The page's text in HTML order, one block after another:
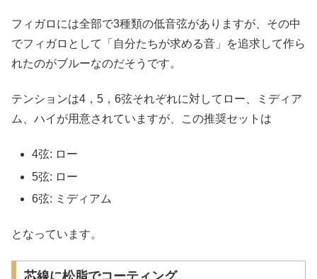
フィガロには全部で3種類の低音弦がありますが、その中
でフィガロとして「自分たちが求める音」を追求して作ら
れたのがブルーなのだそうです。
テンションは4，5，6弦それぞれに対してロー、ミディア
ム、ハイが用意されていますが、この推奨セットは
4弦: ロー
5弦: ロー
6弦: ミディアム
となっています。